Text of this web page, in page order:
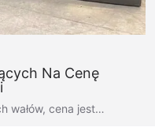
Na Cenę
wałów, cena jest…